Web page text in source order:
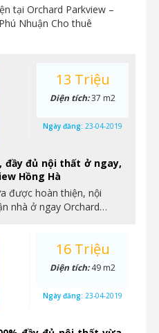
tại Orchard Parkview –
Nhuận Cho thuê
đầy đủ nội thất ở ngay,
Hồng Hà
được hoàn thiện, nội
nhà ở ngay Orchard…
13 Triệu
Diện tích:37 m2
Ngày đăng: 23-04-2019
16 Triệu
Diện tích:49 m2
Ngày đăng: 23-04-2019